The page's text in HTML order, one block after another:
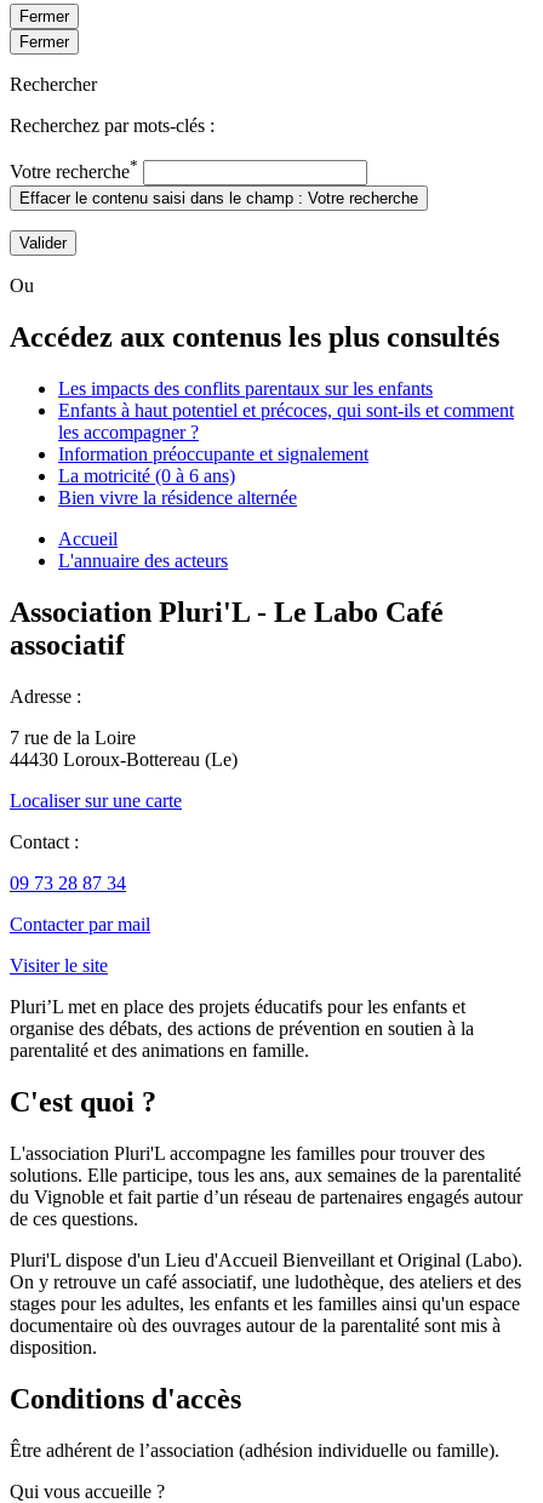
Fermer
Fermer
Rechercher
Recherchez par mots-clés :
Votre recherche*
Effacer le contenu saisi dans le champ : Votre recherche
Valider
Ou
Accédez aux contenus les plus consultés
Les impacts des conflits parentaux sur les enfants
Enfants à haut potentiel et précoces, qui sont-ils et comment
les accompagner ?
Information préoccupante et signalement
La motricité (0 à 6 ans)
Bien vivre la résidence alternée
Accueil
L'annuaire des acteurs
Association Pluri'L - Le Labo Café
associatif
Adresse :
7 rue de la Loire
44430 Loroux-Bottereau (Le)
Localiser sur une carte
Contact :
09 73 28 87 34
Contacter par mail
Visiter le site
Pluri’L met en place des projets éducatifs pour les enfants et
organise des débats, des actions de prévention en soutien à la
parentalité et des animations en famille.
C'est quoi ?
L'association Pluri'L accompagne les familles pour trouver des
solutions. Elle participe, tous les ans, aux semaines de la parentalité
du Vignoble et fait partie d’un réseau de partenaires engagés autour
de ces questions.
Pluri'L dispose d'un Lieu d'Accueil Bienveillant et Original (Labo).
On y retrouve un café associatif, une ludothèque, des ateliers et des
stages pour les adultes, les enfants et les familles ainsi qu'un espace
documentaire où des ouvrages autour de la parentalité sont mis à
disposition.
Conditions d'accès
Être adhérent de l’association (adhésion individuelle ou famille).
Qui vous accueille ?